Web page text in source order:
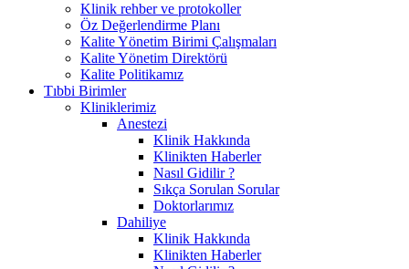
Klinik rehber ve protokoller
Öz Değerlendirme Planı
Kalite Yönetim Birimi Çalışmaları
Kalite Yönetim Direktörü
Kalite Politikamız
Tıbbi Birimler
Kliniklerimiz
Anestezi
Klinik Hakkında
Klinikten Haberler
Nasıl Gidilir ?
Sıkça Sorulan Sorular
Doktorlarımız
Dahiliye
Klinik Hakkında
Klinikten Haberler